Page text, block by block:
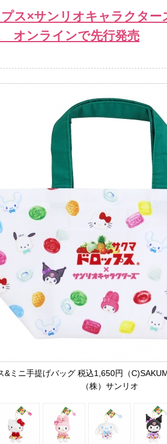
ス×サンリオキャラクター
オンラインで先行発売
&ミニ手提げバッグ 税込1,650円（
（株）サンリオ